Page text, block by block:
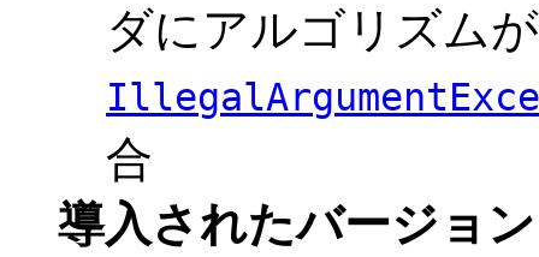
ダにアルゴリズム
合
導入されたバージョ